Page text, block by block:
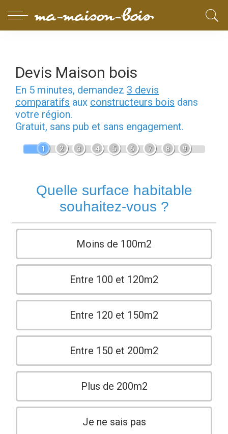
Devis Maison bois
En 5 minutes, demandez 3 devis
comparatifs aux constructeurs bois dans
votre région.
Gratuit, sans pub et sans engagement.
1 2 3 4 5 6 7 8 9
Quelle surface habitable
souhaitez-vous ?
Moins de 100m2
Entre 100 et 120m2
Entre 120 et 150m2
Entre 150 et 200m2
Plus de 200m2
Je ne sais pas